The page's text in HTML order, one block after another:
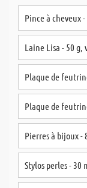
Pince à cheveux
Laine Lisa - 50 g,
Plaque de
Plaque de
Pierres à bijoux -
Stylos perles - 30